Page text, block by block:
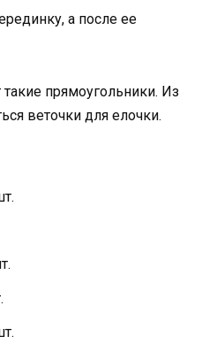
а после ее
прямоугольники. Из
веточки для елочки.